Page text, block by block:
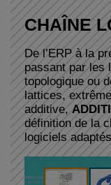
CHAÎNE
De l’ERP à la
passant par les
topologique ou
lattices,
additive,
définition de la
logiciels